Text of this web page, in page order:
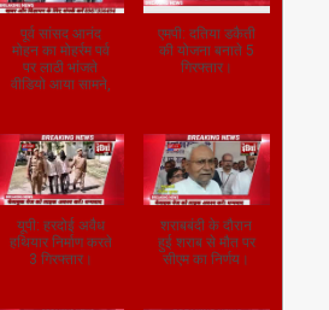
पूर्व सांसद आनंद
मोहन का मोहर्रम पर्व
पर लाठी भांजते
वीडियो आया सामने,
एमपी: दतिया डकैती
की योजना बनाते 5
गिरफ्तार।
यूपी: हरदोई अवैध
हथियार निर्माण करते
3 गिरफ्तार।
शराबबंदी के दौरान
हुई शराब से मौत पर
सीएम का निर्णय।